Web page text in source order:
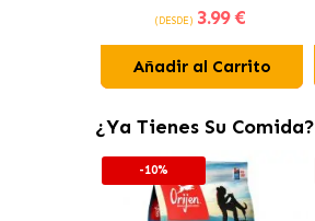
Medianos 10-25 kg
(DESDE) 3.99 €
Añadir al Carrito
¿Ya Tienes Su Comida?
-10%